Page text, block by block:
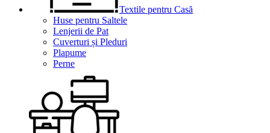
Textile pentru Casă
Huse pentru Saltele
Lenjerii de Pat
Cuverturi și Pleduri
Plapume
Perne